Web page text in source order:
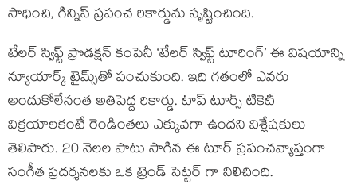
సాధించి, గిన్నిస్ ప్రపంచ రికార్డును సృష్టించింది.
టేలర్ స్విఫ్ట్ ప్రొడక్షన్ కంపెనీ ‘టేలర్ స్విఫ్ట్ టూరింగ్’ ఈ విషయాన్ని
న్యూయార్క్ టైమ్స్‌తో పంచుకుంది. ఇది గతంలో ఎవరు
అందుకోలేనంత అతిపెద్ద రికార్డు. టాప్ టూర్స్ టికెట్
విక్రయాలకంటే రెండింతలు ఎక్కువగా ఉందని విశ్లేషకులు
తెలిపారు. 20 నెలల పాటు సాగిన ఈ టూర్ ప్రపంచవ్యాప్తంగా
సంగీత ప్రదర్శనలకు ఒక ట్రెండ్ సెట్టర్ గా నిలిచింది.